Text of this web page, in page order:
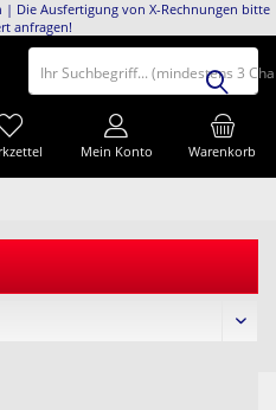
Die Ausfertigung von X-Rechnungen bitte
anfragen!
Ihr Suchbegriff... (mindestens 3
Warenkorb
Mein Konto